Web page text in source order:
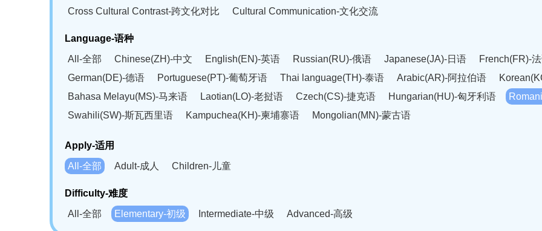
Cross Cultural Contrast-跨文化对比 Cultural Communication-文化交流
Language-语种
All-全部
Chinese(ZH)-中文 English(EN)-英语 Russian(RU)-俄语 Japanese(JA)-日语
French(FR)-
German(DE)-德语
Portuguese(PT)-葡萄牙语 Thai language(TH)-泰语 Arabic(AR)-阿拉伯语
Bahasa Melayu(MS)-马来语
Laotian(LO)-老挝语 Czech(CS)-捷克语 Hungarian(HU)-匈牙利语
Swahili(SW)-斯瓦西里语
Kampuchea(KH)-柬埔寨语 Mongolian(MN)-蒙古语
Apply-适用
All-全部
Adult-成人 Children-儿童
Difficulty-难度
All-全部
Elementary-初级 Intermediate-中级 Advanced-高级